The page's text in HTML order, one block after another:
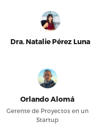
Dra. Natalie Pérez Luna
Orlando Alomá
Gerente de Proyectos en un
Startup